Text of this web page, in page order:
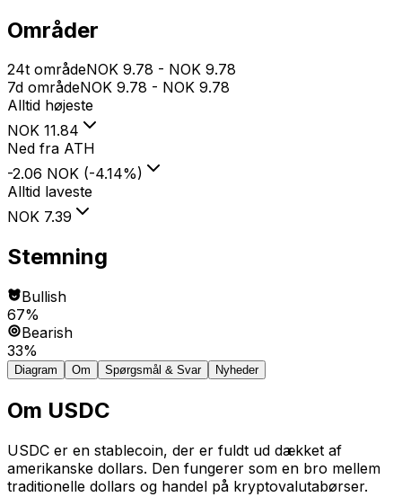
Områder
24t områdeNOK 9.78 - NOK 9.78
7d områdeNOK 9.78 - NOK 9.78
Alltid højeste
NOK 11.84
Ned fra ATH
-2.06 NOK (-4.14%)
Alltid laveste
NOK 7.39
Stemning
Bullish
67%
Bearish
33%
Diagram Om Spørgsmål & Svar Nyheder
Om USDC
USDC er en stablecoin, der er fuldt ud dækket af
amerikanske dollars. Den fungerer som en bro mellem
traditionelle dollars og handel på kryptovalutabørser.